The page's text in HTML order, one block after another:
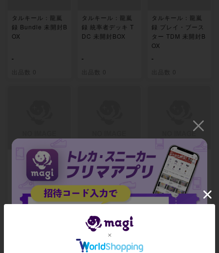
タルキール：龍嵐
録 Bundle 未開封B
OX
-
出品数 0
タルキール：龍嵐
録 統率者デッキ T
DC 未開封BOX
-
出品数 0
タルキール：龍嵐
録 プレイ・ブース
ター TDM 未開封B
OX
-
出品数 0
タルキール：龍嵐
録 プレイ・ブース
ター TDM 未開封
タルキール：龍嵐
録 コレクター・ブ
ースター TDM 未
開封BOX
-
タルキール：龍嵐
録 コレクター・ブ
ースター TDM 未
開封パック
-